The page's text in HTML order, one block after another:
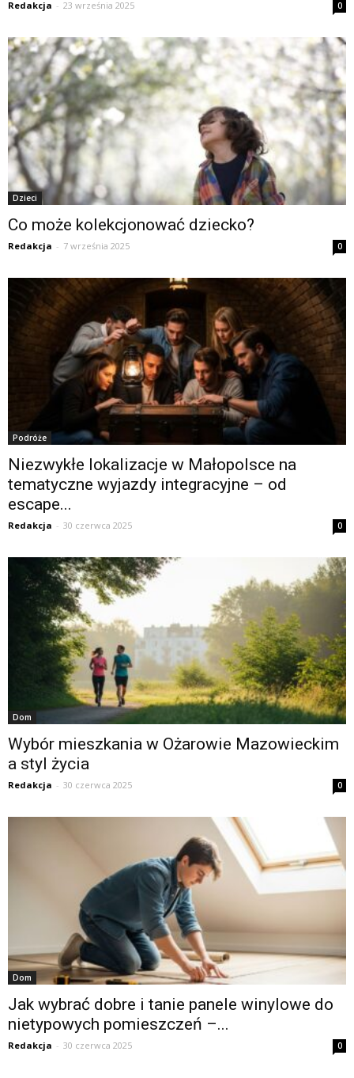
Redakcja - 23 września 2025 0
Dzieci
Co może kolekcjonować dziecko?
Redakcja - 7 września 2025 0
Podróże
Niezwykłe lokalizacje w Małopolsce na
tematyczne wyjazdy integracyjne – od
escape...
Redakcja - 30 czerwca 2025 0
Dom
Wybór mieszkania w Ożarowie Mazowieckim
a styl życia
Redakcja - 30 czerwca 2025 0
Dom
Jak wybrać dobre i tanie panele winylowe do
nietypowych pomieszczeń –...
Redakcja - 30 czerwca 2025 0